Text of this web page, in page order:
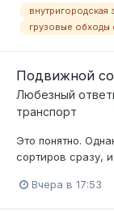
внутригородская
грузовые обходы
Подвижной
Любезный
транспорт
Это понятно.
сортиров сразу,
Вчера в 17:53